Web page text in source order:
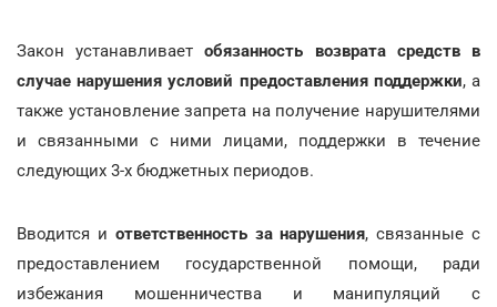
Закон устанавливаетобязанность возврата средств в
случае нарушения условий предоставления поддержки, а
также установление запрета на получение нарушителями
и связанными с ними лицами, поддержки в течение
следующих 3-х бюджетных периодов.
Вводится и ответственность за нарушения, связанные с
предоставлением государственной помощи, ради
избежания мошенничества и манипуляций с